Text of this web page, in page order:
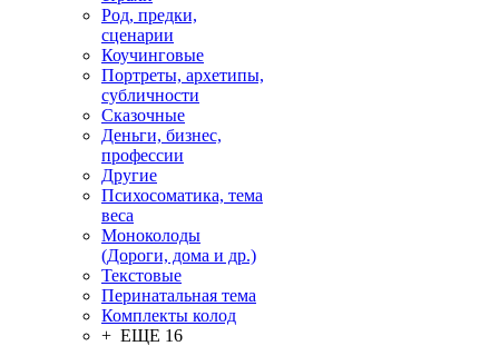
Род, предки,
сценарии
Коучинговые
Портреты, архетипы,
субличности
Сказочные
Деньги, бизнес,
профессии
Другие
Психосоматика, тема
веса
Моноколоды
(Дороги, дома и др.)
Текстовые
Перинатальная тема
Комплекты колод
+ ЕЩЕ 16